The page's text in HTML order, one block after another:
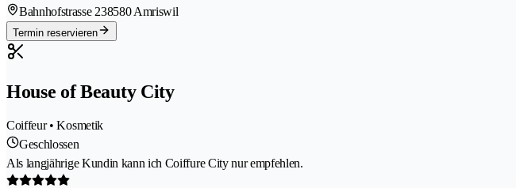
Bahnhofstrasse 238580 Amriswil
Termin reservieren
House of Beauty City
Coiffeur • Kosmetik
Geschlossen
Als langjährige Kundin kann ich Coiffure City nur empfehlen.